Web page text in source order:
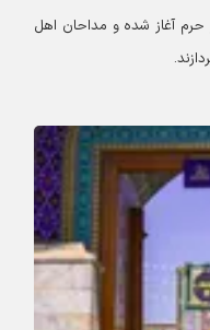
حرم آغاز شده و مداحان اهل